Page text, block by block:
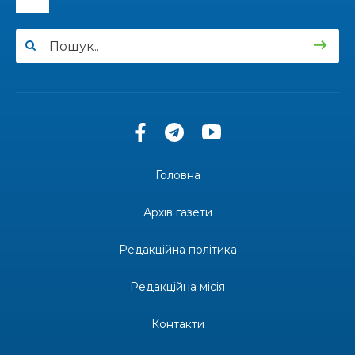
12:00
11:34
Частина ВПО більше не отримає житловий
Бахмутська молодь досліджує Полтаву
Солдат Ігор Ігорович Кравець, позивний
держава досі провалює
Майстер-клас «Троянди» для юних бахмутян
Головна
Архів газети
Редакційна політика
Редакційна місія
Контакти